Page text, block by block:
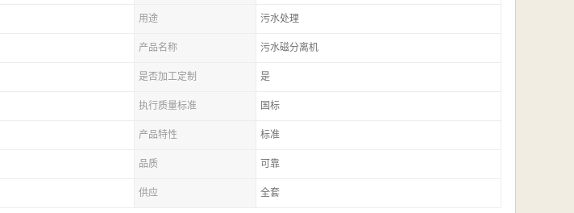
用途 污水处理
产品名称 污水磁分离机
是否加工定制 是
执行质量标准 国标
产品特性 标准
品质 可靠
供应 全套